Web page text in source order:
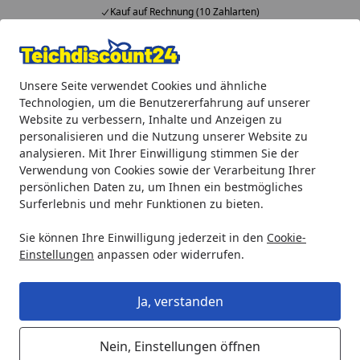
Unsere Seite verwendet Cookies und ähnliche
Technologien, um die Benutzererfahrung auf unserer
Website zu verbessern, Inhalte und Anzeigen zu
personalisieren und die Nutzung unserer Website zu
analysieren. Mit Ihrer Einwilligung stimmen Sie der
Verwendung von Cookies sowie der Verarbeitung Ihrer
persönlichen Daten zu, um Ihnen ein bestmögliches
Surferlebnis und mehr Funktionen zu bieten.
Sie können Ihre Einwilligung jederzeit in den Cookie-
Einstellungen anpassen oder widerrufen.
Ja, verstanden
Nein, Einstellungen öffnen
Kauf auf Rechnung (10 Zahlarten)
Alle Produkte
Mein Konto
Suchen
Startseite
Teichprodukte Teichfilter & Teichbelüfter UVC-
UVC-Teichklärer 36W (F436X-00)
(1 Bewertung)